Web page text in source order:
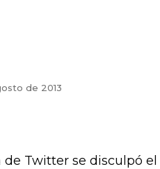
de 2013
Twitter se disculpó